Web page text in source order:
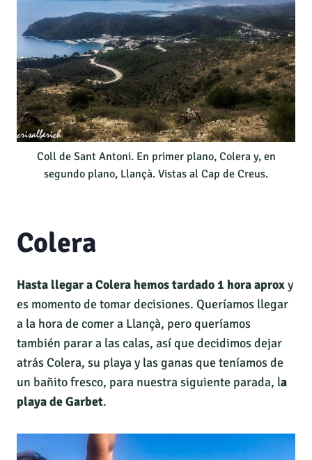
Coll de Sant Antoni. En primer plano, Colera y, en
segundo plano, Llançà. Vistas al Cap de Creus.
Colera
Hasta llegar a Colera hemos tardado 1 hora aproxy
es momento de tomar decisiones. Queríamos llegar
a la hora de comer a Llançà, pero queríamos
también parar a las calas, así que decidimos dejar
atrás Colera, su playa y las ganas que teníamos de
un bañito fresco, para nuestra siguiente parada, la
playa de Garbet.